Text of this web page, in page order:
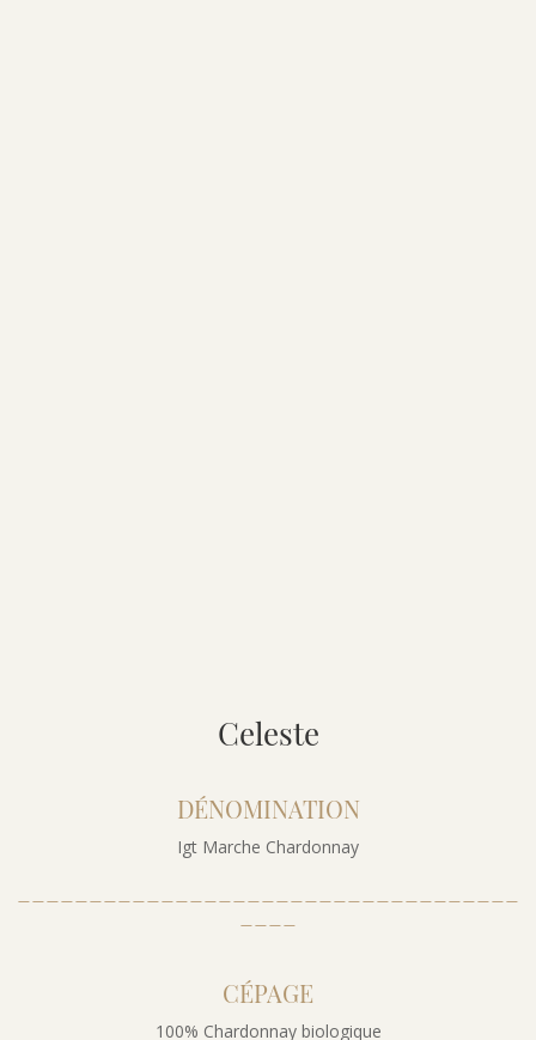
Celeste
DÉNOMINATION
Igt Marche Chardonnay
____
CÉPAGE
100% Chardonnay biologique